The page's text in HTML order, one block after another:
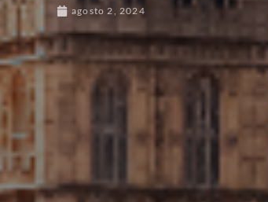
agosto 2, 2024